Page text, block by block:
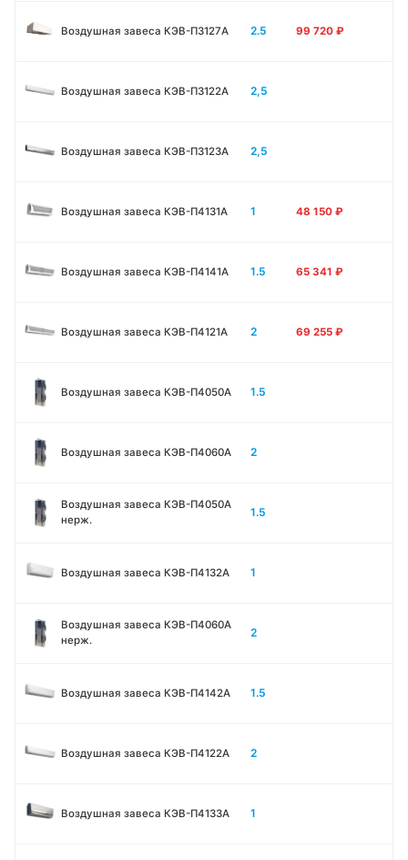
Воздушная завеса КЭВ-П3127A 2.5 99 720 ₽
Воздушная завеса КЭВ-П3122A 2,5
Воздушная завеса КЭВ-П3123A 2,5
Воздушная завеса КЭВ-П4131A 1 48 150 ₽
Воздушная завеса КЭВ-П4141A 1.5 65 341 ₽
Воздушная завеса КЭВ-П4121A 2 69 255 ₽
Воздушная завеса КЭВ-П4050A 1.5
Воздушная завеса КЭВ-П4060A 2
Воздушная завеса КЭВ-П4050A
нерж.
1.5
Воздушная завеса КЭВ-П4132A 1
Воздушная завеса КЭВ-П4060A
нерж.
2
Воздушная завеса КЭВ-П4142A 1.5
Воздушная завеса КЭВ-П4122A 2
Воздушная завеса КЭВ-П4133A 1